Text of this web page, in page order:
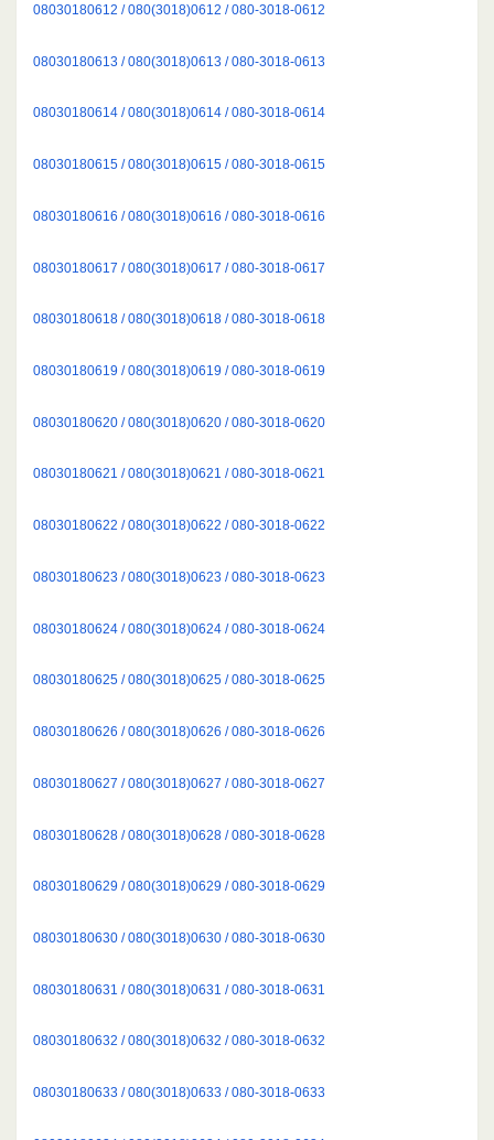
08030180612 / 080(3018)0612 / 080-3018-0612
08030180613 / 080(3018)0613 / 080-3018-0613
08030180614 / 080(3018)0614 / 080-3018-0614
08030180615 / 080(3018)0615 / 080-3018-0615
08030180616 / 080(3018)0616 / 080-3018-0616
08030180617 / 080(3018)0617 / 080-3018-0617
08030180618 / 080(3018)0618 / 080-3018-0618
08030180619 / 080(3018)0619 / 080-3018-0619
08030180620 / 080(3018)0620 / 080-3018-0620
08030180621 / 080(3018)0621 / 080-3018-0621
08030180622 / 080(3018)0622 / 080-3018-0622
08030180623 / 080(3018)0623 / 080-3018-0623
08030180624 / 080(3018)0624 / 080-3018-0624
08030180625 / 080(3018)0625 / 080-3018-0625
08030180626 / 080(3018)0626 / 080-3018-0626
08030180627 / 080(3018)0627 / 080-3018-0627
08030180628 / 080(3018)0628 / 080-3018-0628
08030180629 / 080(3018)0629 / 080-3018-0629
08030180630 / 080(3018)0630 / 080-3018-0630
08030180631 / 080(3018)0631 / 080-3018-0631
08030180632 / 080(3018)0632 / 080-3018-0632
08030180633 / 080(3018)0633 / 080-3018-0633